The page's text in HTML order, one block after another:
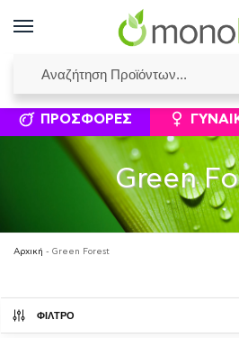
ΙΣΟΛΟΓΙΣΜΟΊ ΕΛΕΆΝΝΑ
ΣΥΜΠΛΗΡΏΜΑΤΑ
ΠΡΟΣΦΟΡΈΣ
Green
Αρχική - Green Forest
ΦΙΛΤΡΟ